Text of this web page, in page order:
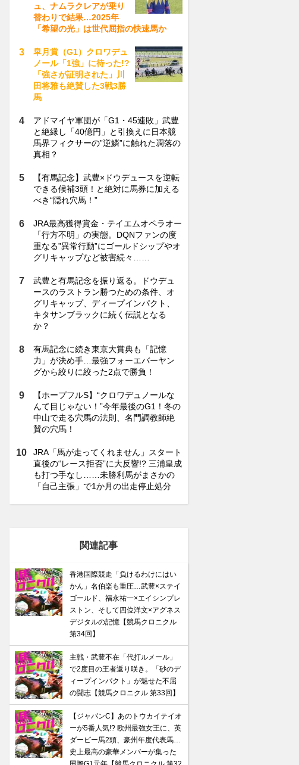
ュ、ナムラクレアが乗り
替わりで結果…2025年
「希望の光」は世代屈指の快速馬か
皐月賞（G1）クロワデュ
ノール「1強」に待った!?
「強さが証明された」川
田将雅も絶賛した3戦3勝
馬
アドマイヤ軍団が「G1・45連敗」武豊
と絶縁し「40億円」と引換えに日本競
馬界フィクサーの”逆鱗”に触れた凋落の
真相？
【有馬記念】武豊×ドウデュースを逆転
できる候補3頭！と絶対に馬券に加える
べき“隠れ穴馬！”
JRA最高獲得賞金・テイエムオペラオー
「行方不明」の実態。DQNファンの度
重なる”異常行動”にゴールドシップやオ
グリキャップなど被害続々……
武豊と有馬記念を振り返る。ドウデュ
ースのラストラン勝つための条件、オ
グリキャップ、ディープインパクト、
キタサンブラックに続く伝説となる
か？
有馬記念に続き東京大賞典も「記憶
力」が決め手…最強フォーエバーヤン
グから絞りに絞った2点で勝負！
【ホープフルS】“クロワデュノールな
んて目じゃない！”今年最後のG1！冬の
中山で走る穴馬の法則、名門調教師絶
賛の穴馬！
JRA「馬が走ってくれません」スタート
直後の“レース拒否”に大反響!? 三浦皇成
も打つ手なし……未勝利馬がまさかの
「自己主張」で1か月の出走停止処分
関連記事
香港国際競走「負けるわけにはい
かん」名伯楽も重圧…武豊×ステイ
ゴールド、福永祐一×エイシンプレ
ストン、そして四位洋文×アグネス
デジタルの記憶【競馬クロニクル
第34回】
主戦・武豊不在「代打ルメール」
で2度目の王者返り咲き。「砂のデ
ィープインパクト」が魅せた不屈
の闘志【競馬クロニクル 第33回】
【ジャパンC】あのトウカイテイオ
ーが5番人気!? 欧州最強女王に、英
ダービー馬2頭、豪州年度代表馬…
史上最高の豪華メンバーが集った